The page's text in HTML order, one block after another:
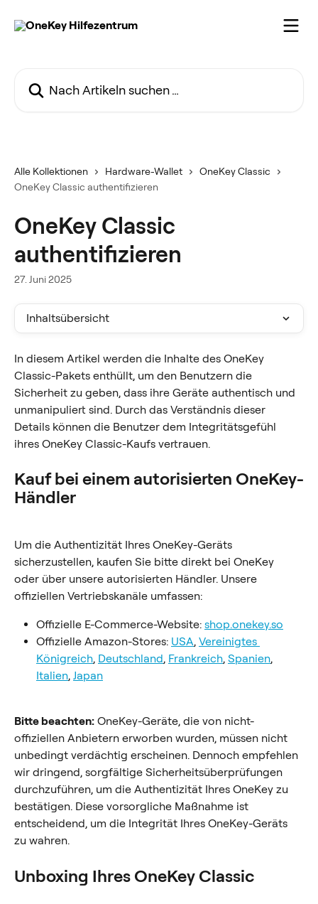
Alle Kollektionen Hardware-Wallet
OneKey Classic
OneKey Classic authentifizieren
OneKey Classic
authentifizieren
27. Juni 2025
Inhaltsübersicht
In diesem Artikel werden die Inhalte des OneKey
Classic-Pakets enthüllt, um den Benutzern die
Sicherheit zu geben, dass ihre Geräte authentisch und
unmanipuliert sind. Durch das Verständnis dieser
Details können die Benutzer dem Integritätsgefühl
ihres OneKey Classic-Kaufs vertrauen.
Kauf bei einem autorisierten OneKey-
Händler
Um die Authentizität Ihres OneKey-Geräts
sicherzustellen, kaufen Sie bitte direkt bei OneKey
oder über unsere autorisierten Händler. Unsere
offiziellen Vertriebskanäle umfassen:
Offizielle E-Commerce-Website: shop.onekey.so
Offizielle Amazon-Stores: USA, Vereinigtes
Königreich, Deutschland, Frankreich, Spanien,
Italien, Japan
Bitte beachten: OneKey-Geräte, die von nicht-
offiziellen Anbietern erworben wurden, müssen nicht
unbedingt verdächtig erscheinen. Dennoch empfehlen
wir dringend, sorgfältige Sicherheitsüberprüfungen
durchzuführen, um die Authentizität Ihres OneKey zu
bestätigen. Diese vorsorgliche Maßnahme ist
entscheidend, um die Integrität Ihres OneKey-Geräts
zu wahren.
Unboxing Ihres OneKey Classic